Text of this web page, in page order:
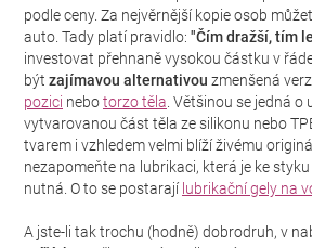
podle ceny. Za nejvěrnější kopie osob
auto. Tady platí pravidlo: "Čím dražší, tím
investovat přehnaně vysokou částku v
být zajímavou alternativou zmenšená
pozici nebotorzo těla. Většinou se jedná o
vytvarovanou část těla ze silikonu nebo
tvarem i vzhledem velmi blíží živému
nezapomeňte na lubrikaci, která je ke
nutná. O to se postarají lubrikační gely na
A jste-li tak trochu (hodně) dobrodruh, v